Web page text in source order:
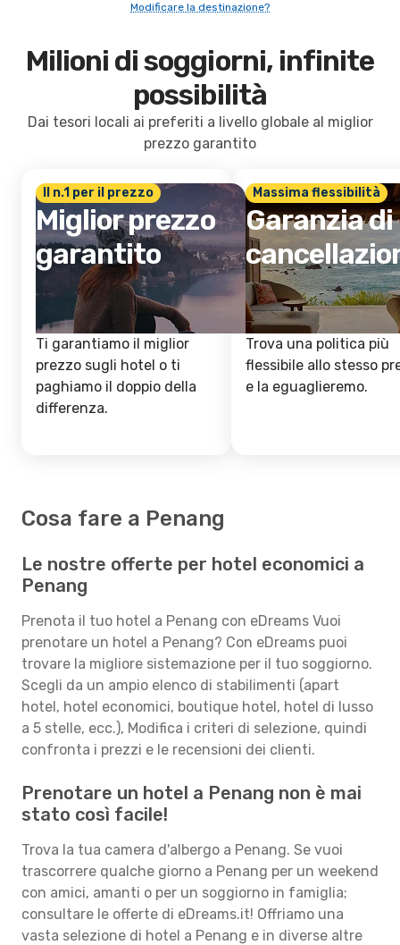
Modificare la destinazione?
Milioni di soggiorni, infinite
possibilità
Dai tesori locali ai preferiti a livello globale al miglior
prezzo garantito
Il n.1 per il prezzo
Miglior prezzo
garantito
Ti garantiamo il miglior
prezzo sugli hotel o ti
paghiamo il doppio della
differenza.
Massima flessibilità
Garanzia di
Trova una politica più
flessibile allo stesso
e la eguaglieremo.
Cosa fare a Penang
Le nostre offerte per hotel economici a
Penang
Prenota il tuo hotel a Penang con eDreams Vuoi
prenotare un hotel a Penang? Con eDreams puoi
trovare la migliore sistemazione per il tuo soggiorno.
Scegli da un ampio elenco di stabilimenti (apart
hotel, hotel economici, boutique hotel, hotel di lusso
a 5 stelle, ecc.), Modifica i criteri di selezione, quindi
confronta i prezzi e le recensioni dei clienti.
Prenotare un hotel a Penang non è mai
stato così facile!
Trova la tua camera d'albergo a Penang. Se vuoi
trascorrere qualche giorno a Penang per un weekend
con amici, amanti o per un soggiorno in famiglia;
consultare le offerte di eDreams.it! Offriamo una
vasta selezione di hotel a Penang e in diverse altre